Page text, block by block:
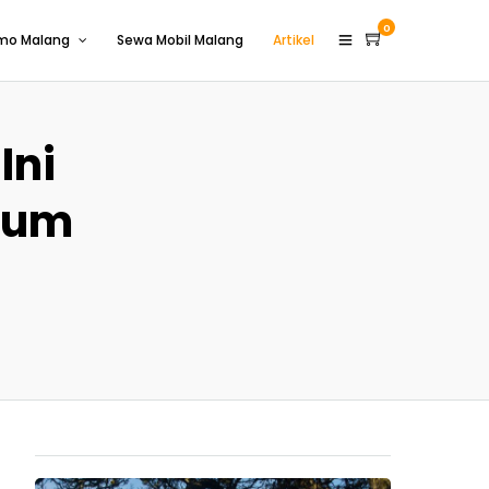
Malang Sewa Mobil Malang Artikel
0